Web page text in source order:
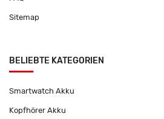
Sitemap
BELIEBTE KATEGORIEN
Smartwatch Akku
Kopfhörer Akku